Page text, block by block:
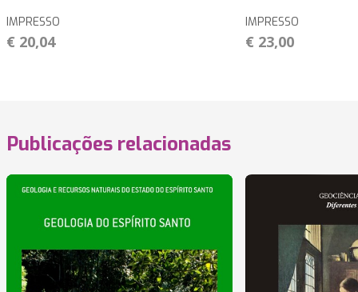
IMPRESSO
€ 20,04
IMPRESSO
€ 23,00
Publicações relacionadas